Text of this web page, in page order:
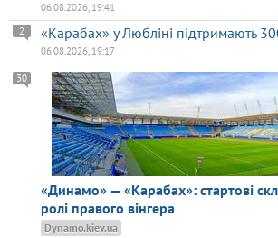
06.08.2026, 19:41
«Карабах» у Любліні підтримають
2
06.08.2026, 19:17
«Динамо» — «Карабах»: стартові
ролі правого вінгера
30
Dynamo.kiev.ua